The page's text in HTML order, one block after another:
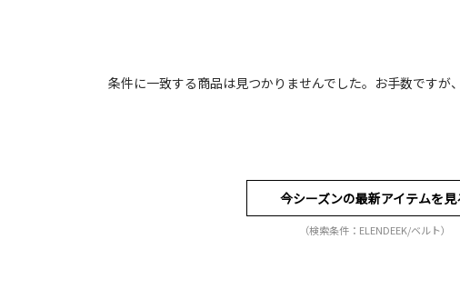
条件に一致する商品は見つかりませんでした。お手数ですが
今シーズンの最新アイテムを見
（検索条件：ELENDEEK/ベルト）